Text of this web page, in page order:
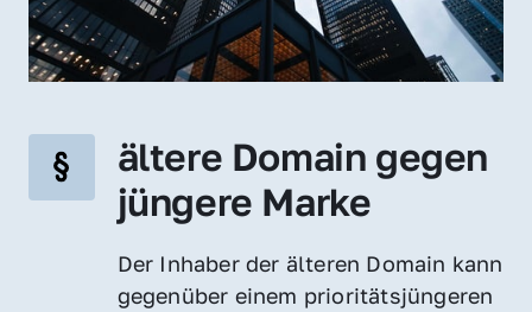
ältere Domain gegen
jüngere Marke
Der Inhaber der älteren Domain kann
gegenüber einem prioritätsjüngeren